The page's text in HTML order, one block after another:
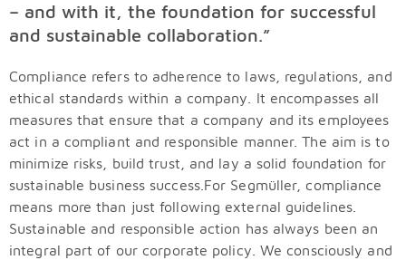
– and with it, the foundation for successful
and sustainable collaboration.”
Compliance refers to adherence to laws, regulations, and
ethical standards within a company. It encompasses all
measures that ensure that a company and its employees
act in a compliant and responsible manner. The aim is to
minimize risks, build trust, and lay a solid foundation for
sustainable business success.For Segmüller, compliance
means more than just following external guidelines.
Sustainable and responsible action has always been an
integral part of our corporate policy. We consciously and